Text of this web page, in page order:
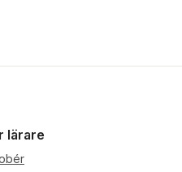
lärare